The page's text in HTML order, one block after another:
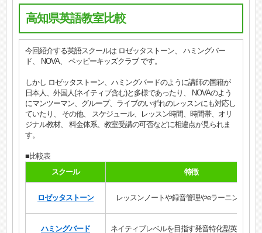
高知県英語教室比較
今回紹介する英語スクールは ロゼッタストーン、 ハミングバー
ド、 NOVA、 ペッピーキッズクラブ です。
しかし ロゼッタストーン、ハミングバードのように講師の国籍が
日本人、外国人(ネイティブ含む)と多様であったり、 NOVAのよう
にマンツーマン、グループ、ライブのいずれのレッスンにも対応し
ていたり、 その他、 スケジュール、レッスン時間、時間帯、オリ
ジナル教材、 料金体系、教室受講の可否などに相違点が見られま
す。
■比較表
スクール
特徴
ロゼッタストーン レッスンノートや録音管理やeラーニングが強
ハミングバード ネイティブレベルを目指す発音特化型英語スク